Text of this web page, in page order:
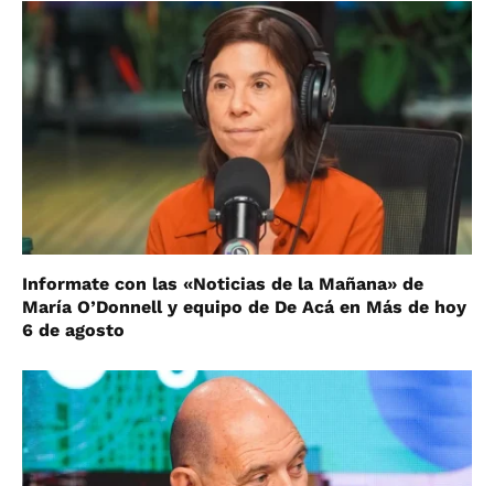
Informate con las «Noticias de la Mañana» de
María O’Donnell y equipo de De Acá en Más de hoy
6 de agosto